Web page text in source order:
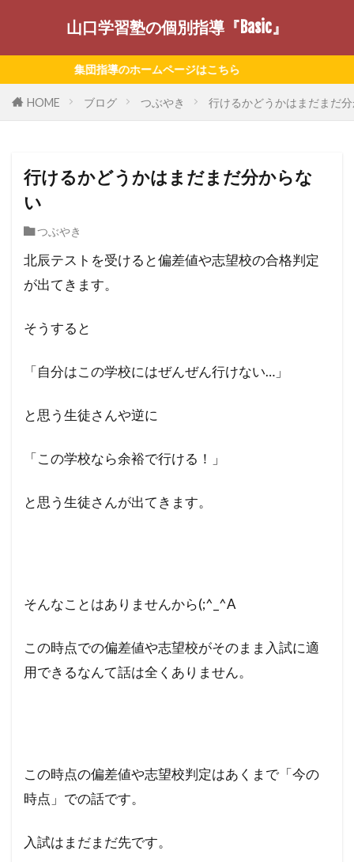
山口学習塾の個別指導『Basic』
集団指導のホームページはこちら
HOME ブログ つぶやき 行けるかどうかはまだまだ
行けるかどうかはまだまだ分からな
い
つぶやき
北辰テストを受けると偏差値や志望校の合格判定
が出てきます。
そうすると
「自分はこの学校にはぜんぜん行けない…」
と思う生徒さんや逆に
「この学校なら余裕で行ける！」
と思う生徒さんが出てきます。
そんなことはありませんから(;^_^A
この時点での偏差値や志望校がそのまま入試に適
用できるなんて話は全くありません。
この時点の偏差値や志望校判定はあくまで「今の
時点」での話です。
入試はまだまだ先です。